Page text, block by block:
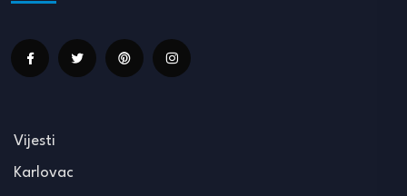
Vijesti
Karlovac